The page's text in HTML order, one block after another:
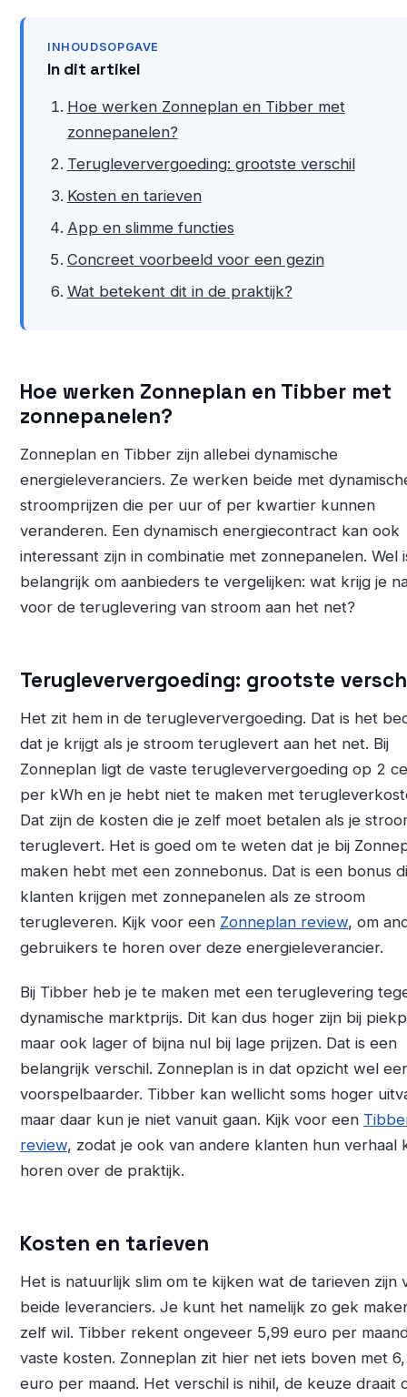
INHOUDSOPGAVE
In dit artikel
Hoe werken Zonneplan en Tibber met
zonnepanelen?
Terugleververgoeding: grootste verschil
Kosten en tarieven
App en slimme functies
Concreet voorbeeld voor een gezin
Wat betekent dit in de praktijk?
Hoe werken Zonneplan en Tibber met
zonnepanelen?
Zonneplan en Tibber zijn allebei dynamische
energieleveranciers. Ze werken beide met
stroomprijzen die per uur of per kwartier kunnen
veranderen. Een dynamisch energiecontract kan ook
interessant zijn in combinatie met zonnepanelen. Wel
belangrijk om aanbieders te vergelijken: wat krijg je
voor de teruglevering van stroom aan het net?
Terugleververgoeding: grootste
Het zit hem in de terugleververgoeding. Dat is het
dat je krijgt als je stroom teruglevert aan het net. Bij
Zonneplan ligt de vaste terugleververgoeding op 2
per kWh en je hebt niet te maken met
Dat zijn de kosten die je zelf moet betalen als je
teruglevert. Het is goed om te weten dat je bij
maken hebt met een zonnebonus. Dat is een bonus
klanten krijgen met zonnepanelen als ze stroom
terugleveren. Kijk voor een Zonneplan review, om
gebruikers te horen over deze energieleverancier.
Bij Tibber heb je te maken met een teruglevering
dynamische marktprijs. Dit kan dus hoger zijn bij
maar ook lager of bijna nul bij lage prijzen. Dat is een
belangrijk verschil. Zonneplan is in dat opzicht wel
voorspelbaarder. Tibber kan wellicht soms hoger
maar daar kun je niet vanuit gaan. Kijk voor een
review, zodat je ook van andere klanten hun verhaal
horen over de praktijk.
Kosten en tarieven
Het is natuurlijk slim om te kijken wat de tarieven zijn
beide leveranciers. Je kunt het namelijk zo gek
zelf wil. Tibber rekent ongeveer 5,99 euro per
vaste kosten. Zonneplan zit hier net iets boven met
euro per maand. Het verschil is nihil, de keuze draait